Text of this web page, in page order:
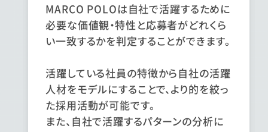
MARCO POLOは自社で活躍するために
必要な価値観・特性と応募者がどれくら
い一致するかを判定することができます。
活躍している社員の特徴から自社の活躍
人材をモデルにすることで、より的を絞っ
た採用活動が可能です。
また、自社で活躍するパターンの分析に